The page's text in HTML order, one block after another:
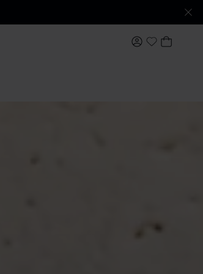
MI CUENTA
My Wishlist
MI